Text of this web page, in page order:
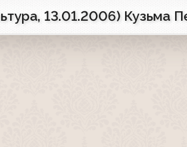
13.01.2006) Кузьма